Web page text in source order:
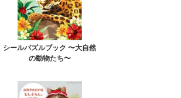
シールパズルブック 〜大自然
の動物たち〜